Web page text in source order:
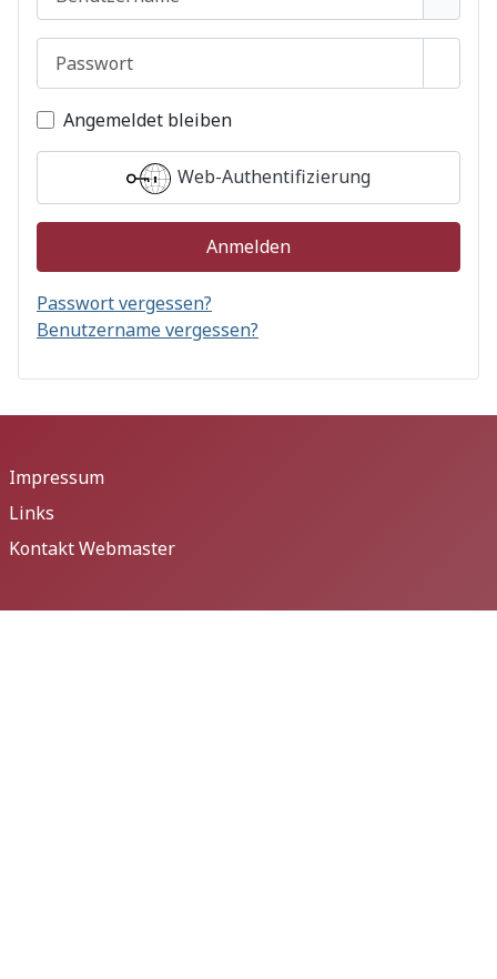
Angemeldet bleiben
Web-Authentifizierung
Anmelden
Passwort vergessen?
Benutzername vergessen?
Impressum
Links
Kontakt Webmaster